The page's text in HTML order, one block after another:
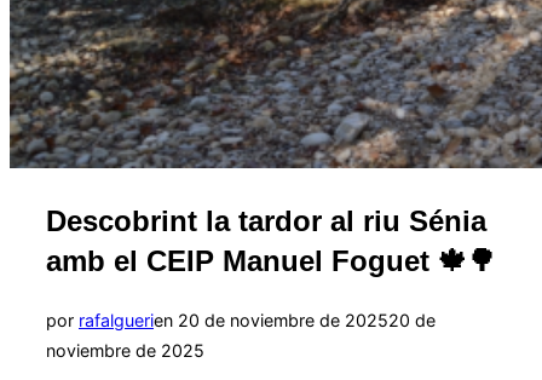
Descobrint la tardor al riu Sénia
amb el CEIP Manuel Foguet 🍁🌳
por rafalguerien Publicado
el
20 de noviembre de 202520 de
noviembre de 2025